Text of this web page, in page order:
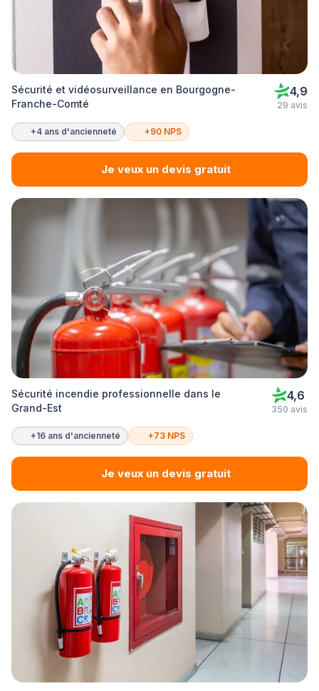
Sécurité et vidéosurveillance en Bourgogne-
Franche-Comté
4,9
29 avis
+4 ans d'ancienneté +90 NPS
Je veux un devis gratuit
Sécurité incendie professionnelle dans le
Grand-Est
4,6
350 avis
+16 ans d'ancienneté +73 NPS
Je veux un devis gratuit